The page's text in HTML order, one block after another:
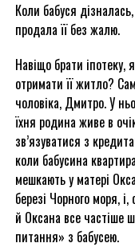
Коли бабуся
продала її без жалю.
Навіщо брати
отримати її житло?
чоловіка, Дмитро. У
їхня родина живе в
зв’язуватися з
коли бабусина
мешкають у матері
березі Чорного моря,
й Оксана все частіше
питання» з бабусею.